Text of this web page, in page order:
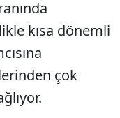
kısa dönemli
çok